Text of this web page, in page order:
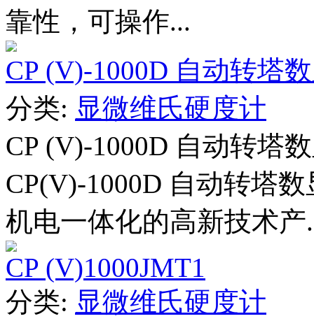
靠性，可操作...
CP (V)-1000D 自动转塔
分类: 显微维氏硬度计
CP (V)-1000D 自动转塔
CP(V)-1000D 自动转塔
机电一体化的高新技术产
CP (V)1000JMT1
分类: 显微维氏硬度计